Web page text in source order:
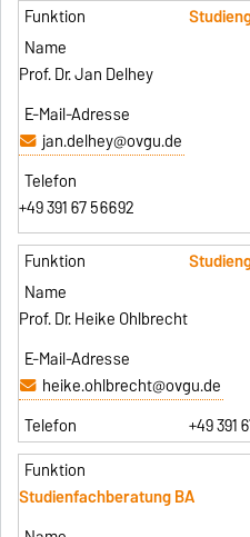
Prof. Dr. Jan Delhey
jan.delhey@ovgu.de
+49 391 67 56692
Prof. Dr. Heike Ohlbrecht
heike.ohlbrecht@ovgu.de
+49 391
Studienfachberatung BA